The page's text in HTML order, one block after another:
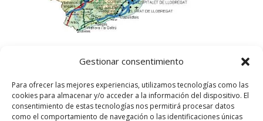
Gestionar consentimiento
Para ofrecer las mejores experiencias, utilizamos tecnologías como las
cookies para almacenar y/o acceder a la información del dispositivo. El
consentimiento de estas tecnologías nos permitirá procesar datos
como el comportamiento de navegación o las identificaciones únicas